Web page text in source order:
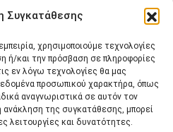
Συγκατάθεσης
χρησιμοποιούμε τεχνολογίες
ή/και την πρόσβαση σε πληροφορίες
εν λόγω τεχνολογίες θα μας
προσωπικού χαρακτήρα, όπως
αναγνωριστικά σε αυτόν τον
της συγκατάθεσης, μπορεί
λειτουργίες και δυνατότητες.